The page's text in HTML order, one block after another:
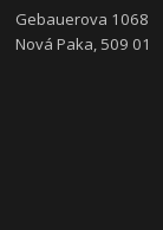
Gebauerova 1068
Nová Paka, 509 01